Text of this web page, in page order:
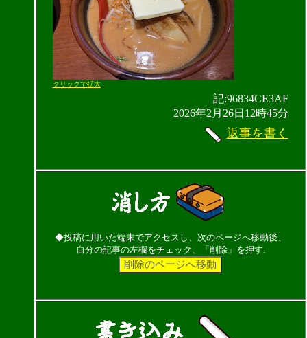
クリックで拡大
記:96834CE3AF
2026年2月26日12時45分
返事を書く
◆投稿に用いた端末でアクセスし、次のページへ移動後、
自分の記事の左欄をチェック、「削除」を押す.